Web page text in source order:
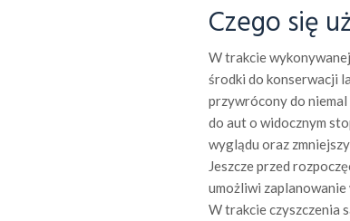
Czego się
W trakcie
środki do konserwacji
przywrócony do
do aut o widocznym
wyglądu oraz
Jeszcze przed
umożliwi
W trakcie czyszczenia